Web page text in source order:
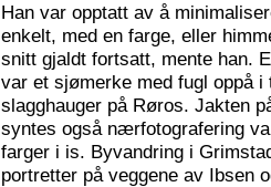
Han var opptatt av å
enkelt, med en farge, eller
snitt gjaldt fortsatt, mente han.
var et sjømerke med fugl oppå
slagghauger på Røros. Jakten
syntes også nærfotografering
farger i is. Byvandring i
portretter på veggene av Ibsen